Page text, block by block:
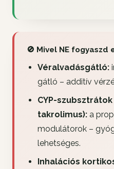
🚫 Mivel NE fogyaszd
Véralvadásgátló:
gátló – additív
CYP-
takrolimus):a
modulátorok –
lehetséges.
Inhalációs